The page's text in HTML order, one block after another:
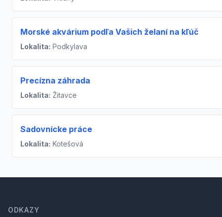
Morské akvárium podľa Vašich želaní na kľúč
Lokalita: Podkylava
Precízna záhrada
Lokalita: Žitavce
Sadovnícke práce
Lokalita: Kotešová
ODKAZY